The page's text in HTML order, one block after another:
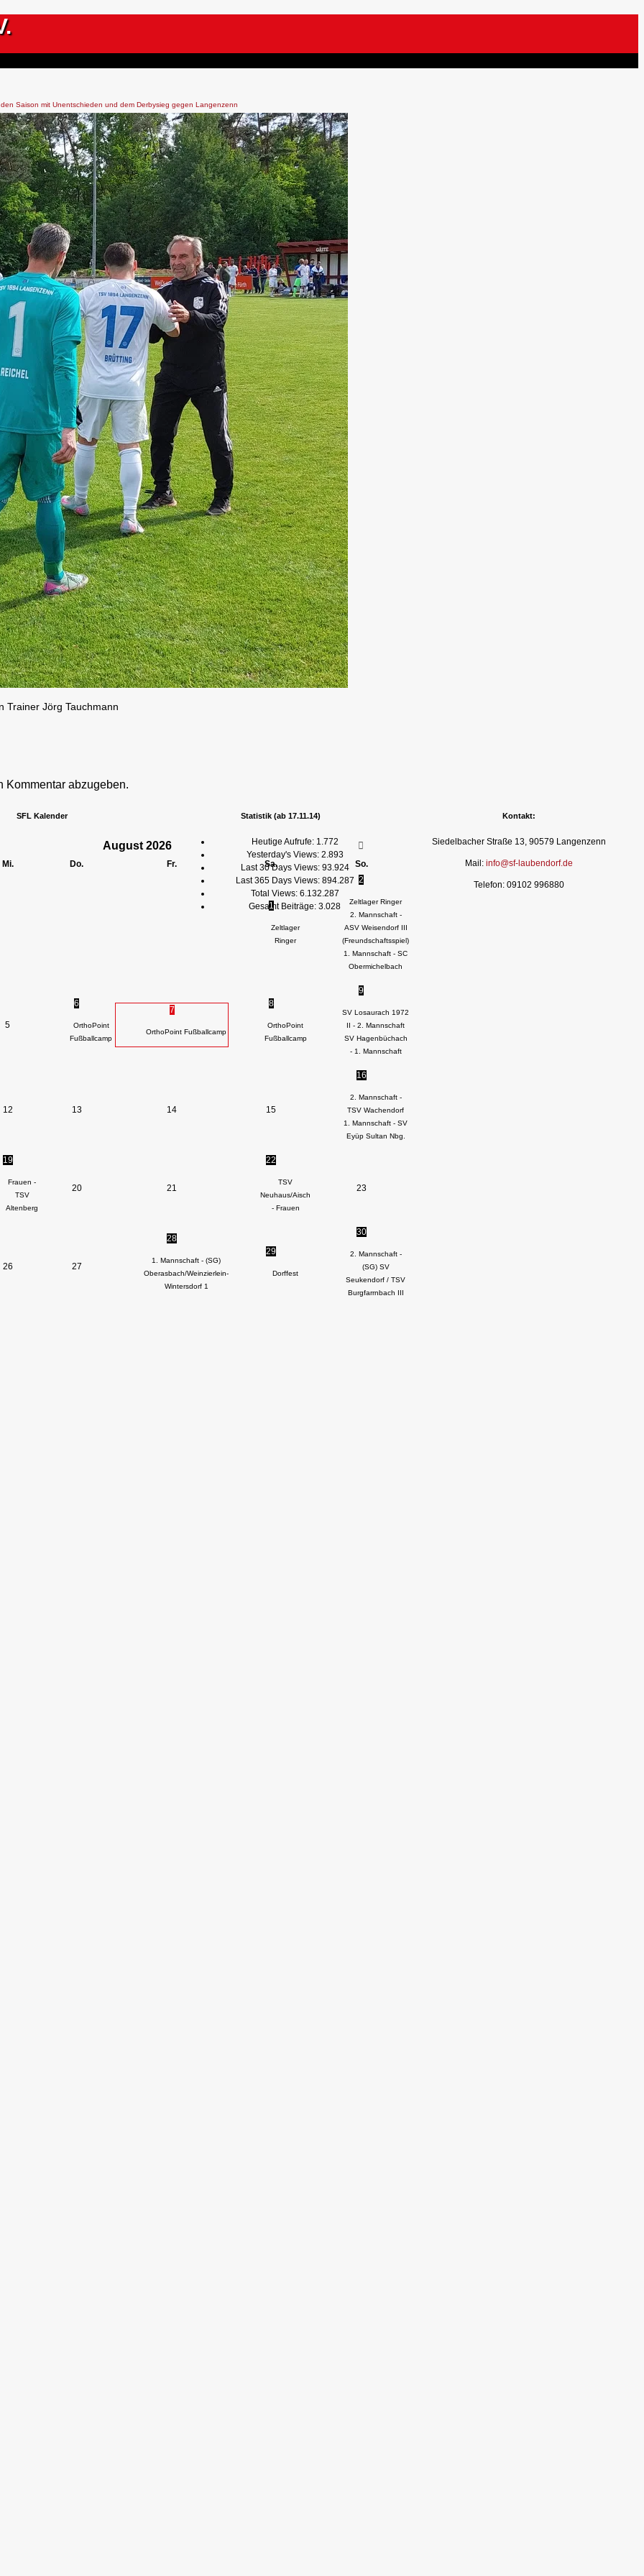
Saison mit Unentschieden und dem Derbysieg gegen Langenzenn
Trainer Jörg Tauchmann
Kommentar abzugeben.
SFL Kalender
August 2026
Mi. Do. Fr. Sa. So.
1
Zeltlager
Ringer
2
Zeltlager Ringer
2. Mannschaft -
ASV Weisendorf III
(Freundschaftsspiel)
1. Mannschaft - SC
Obermichelbach
5
6
OrthoPoint
Fußballcamp
7
OrthoPoint Fußballcamp
8
OrthoPoint
Fußballcamp
9
SV Losaurach 1972
II - 2. Mannschaft
SV Hagenbüchach
- 1. Mannschaft
12 13 14 15
16
2. Mannschaft -
TSV Wachendorf
1. Mannschaft - SV
Eyüp Sultan Nbg.
19
Frauen -
TSV
Altenberg
20 21
22
TSV
Neuhaus/Aisch
- Frauen
23
26 27
28
1. Mannschaft - (SG)
Oberasbach/Weinzierlein-
Wintersdorf 1
29
Dorffest
30
2. Mannschaft -
(SG) SV
Seukendorf / TSV
Burgfarrnbach III
Statistik (ab 17.11.14)
Heutige Aufrufe: 1.772
Yesterday's Views: 2.893
Last 30 Days Views: 93.924
Last 365 Days Views: 894.287
Total Views: 6.132.287
Gesamt Beiträge: 3.028
Kontakt:
Siedelbacher Straße 13, 90579 Langenzenn
Mail: info@sf-laubendorf.de
Telefon: 09102 996880